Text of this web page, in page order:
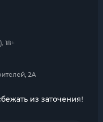
18+
2А
из заточения!